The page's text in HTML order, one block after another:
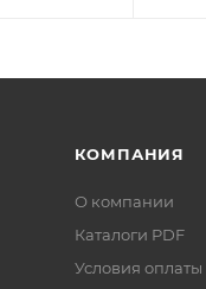
КОМПАНИЯ
О компании
Каталоги PDF
Условия оплаты